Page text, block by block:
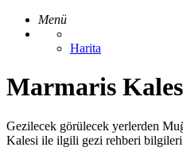
Menü
Harita
Marmaris
Gezilecek görülecek yerlerden
Kalesi ile ilgili gezi rehberi